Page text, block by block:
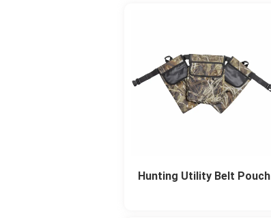
Hunting Utility Belt Pouch